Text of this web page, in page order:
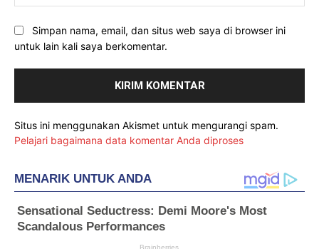
Simpan nama, email, dan situs web saya di browser ini
untuk lain kali saya berkomentar.
Situs ini menggunakan Akismet untuk mengurangi spam.
Pelajari bagaimana data komentar Anda diproses